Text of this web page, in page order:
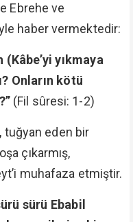
Ebrehe ve
haber vermektedir:
yıkmaya
Onların kötü
(Fil sûresi: 1-2)
tuğyan eden bir
çıkarmış,
muhafaza etmiştir.
sürü Ebabil